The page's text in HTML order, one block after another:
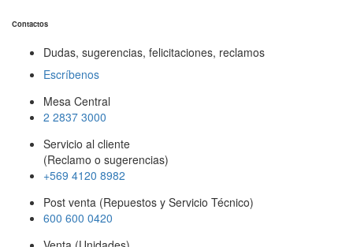
Contactos
Dudas, sugerencias, felicitaciones, reclamos
Escríbenos
Mesa Central
2 2837 3000
Servicio al cliente
(Reclamo o sugerencias)
+569 4120 8982
Post venta (Repuestos y Servicio Técnico)
600 600 0420